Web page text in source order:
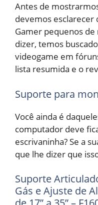
Antes de
devemos esclarecer
Gamer pequenos
dizer, temos
videogame em
lista resumida e o
Suporte para
Você ainda é
computador deve
escrivaninha? Se a
que lhe dizer que
Suporte
Gás e Ajuste de